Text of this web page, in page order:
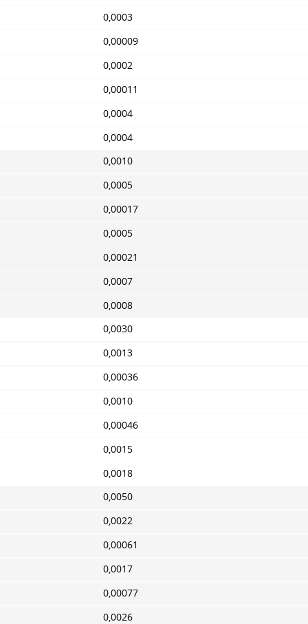
0,0003
0,00009
0,0002
0,00011
0,0004
0,0004
0,0010
0,0005
0,00017
0,0005
0,00021
0,0007
0,0008
0,0030
0,0013
0,00036
0,0010
0,00046
0,0015
0,0018
0,0050
0,0022
0,00061
0,0017
0,00077
0,0026